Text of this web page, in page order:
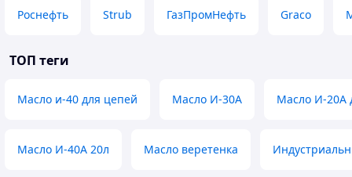
бизнеса!
Роснефть Strub ГазПромНефть Graco
ТОП теги
Масло и-40 для цепей Масло И-30А Масло И-20А
Масло И-40А 20л Масло веретенка